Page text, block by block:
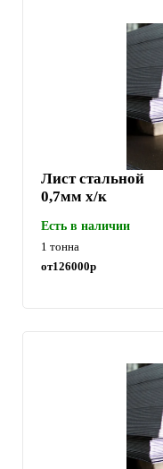
Лист стальной
0,7мм х/к
Есть в наличии
1 тонна
от126000р